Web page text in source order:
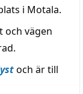
i Motala.
och vägen
och är till